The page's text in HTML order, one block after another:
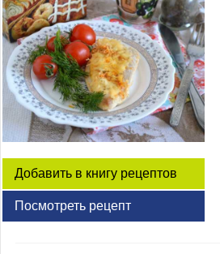
Добавить в книгу рецептов
Посмотреть рецепт